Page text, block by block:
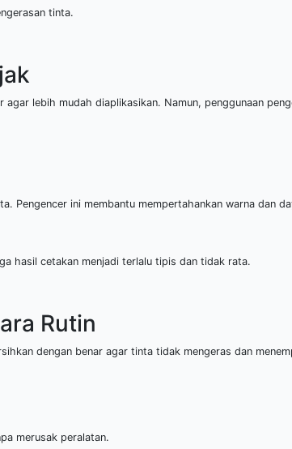
tinta.
lebih mudah diaplikasikan. Namun, penggunaan
Pengencer ini membantu mempertahankan warna dan
hasil cetakan menjadi terlalu tipis dan tidak rata.
Rutin
dengan benar agar tinta tidak mengeras dan
merusak peralatan.